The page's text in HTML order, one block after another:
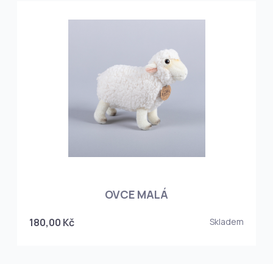
OVCE MALÁ
180,00 Kč Skladem